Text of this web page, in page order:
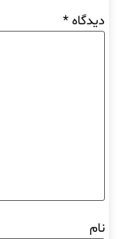
دیدگاه*
نام